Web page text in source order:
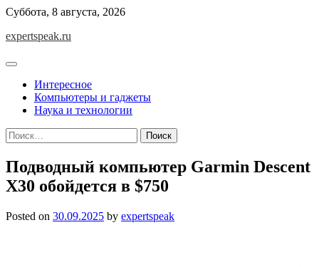
Skip
content
Суббота, 8 августа, 2026
expertspeak.ru
Интересное
Компьютеры и гаджеты
Наука и технологии
Найти:
Подводный компьютер Garmin Descent
X30 обойдется в $750
Posted on 30.09.2025 by expertspeak